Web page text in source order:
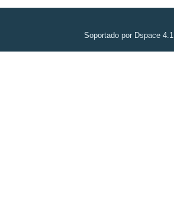
Soportado por Dspace 4.1